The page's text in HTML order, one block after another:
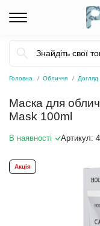
Головна Обличчя Догляд
Маска для
Mask 100ml
В наявності Артикул:
Акція